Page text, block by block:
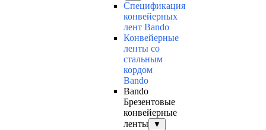
Спецификация
конвейерных
лент Bando
Конвейерные
ленты со
стальным
кордом
Bando
Bando
Брезентовые
конвейерные
ленты
▼